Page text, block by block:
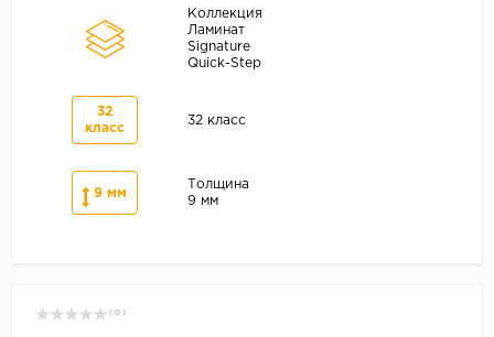
Коллекция
Ламинат
Signature
Quick-Step
32
класс
32 класс
9 мм
Толщина
9 мм
( 0 )